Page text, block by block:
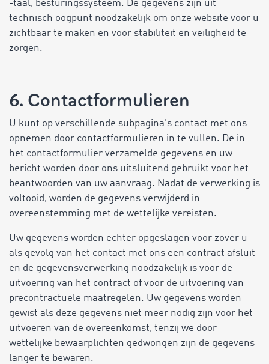
-taal, besturingssysteem. De gegevens zijn uit
technisch oogpunt noodzakelijk om onze website voor u
zichtbaar te maken en voor stabiliteit en veiligheid te
zorgen.
6. Contactformulieren
U kunt op verschillende subpagina's contact met ons
opnemen door contactformulieren in te vullen. De in
het contactformulier verzamelde gegevens en uw
bericht worden door ons uitsluitend gebruikt voor het
beantwoorden van uw aanvraag. Nadat de verwerking is
voltooid, worden de gegevens verwijderd in
overeenstemming met de wettelijke vereisten.
Uw gegevens worden echter opgeslagen voor zover u
als gevolg van het contact met ons een contract afsluit
en de gegevensverwerking noodzakelijk is voor de
uitvoering van het contract of voor de uitvoering van
precontractuele maatregelen. Uw gegevens worden
gewist als deze gegevens niet meer nodig zijn voor het
uitvoeren van de overeenkomst, tenzij we door
wettelijke bewaarplichten gedwongen zijn de gegevens
langer te bewaren.